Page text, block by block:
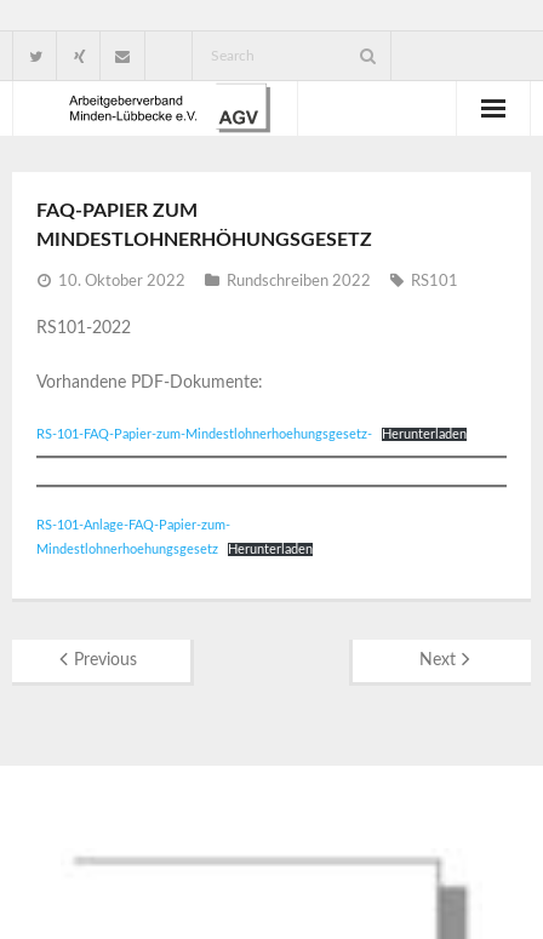
Verbandsorganisation
Ansprechpartner
Gute Gründe für eine Mitgliedschaft
FAQ-PAPIER ZUM
MINDESTLOHNERHÖHUNGSGESETZ
10. Oktober 2022 Rundschreiben 2022 RS101
RS101-2022
Vorhandene PDF-Dokumente:
RS-101-FAQ-Papier-zum-Mindestlohnerhoehungsgesetz- Herunterladen
RS-101-Anlage-FAQ-Papier-zum-
Mindestlohnerhoehungsgesetz
Herunterladen
Previous Next